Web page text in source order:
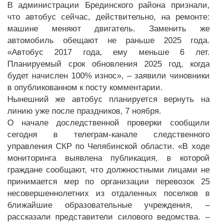
В администрации Брединского района признали,
что автобус сейчас, действительно, на ремонте:
машине меняют двигатель. Заменить же
автомобиль обещают не раньше 2025 года.
«Автобус 2017 года, ему меньше 6 лет.
Планируемый срок обновления 2025 год, когда
будет начислен 100% износ», – заявили чиновники
в опубликованном к посту комментарии.
Нынешний же автобус планируется вернуть на
линию уже после праздников, 7 ноября.
О начале доследственной проверки сообщили
сегодня в телеграм-канале следственного
управления СКР по Челябинской области. «В ходе
мониторинга выявлена публикация, в которой
граждане сообщают, что должностными лицами не
принимается мер по организации перевозок 25
несовершеннолетних из отдаленных поселков в
ближайшие образовательные учреждения, –
рассказали представители силового ведомства. –